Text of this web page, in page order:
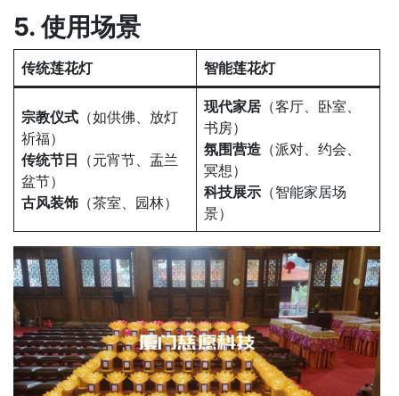
5. 使用场景
传统莲花灯 智能莲花灯
宗教仪式 （如供佛、放灯
祈福）
传统节日 （元宵节、盂兰
盆节）
古风装饰 （茶室、园林）
现代家居 （客厅、卧室、
书房）
氛围营造 （派对、约会、
冥想）
科技展示 （智能家居场
景）